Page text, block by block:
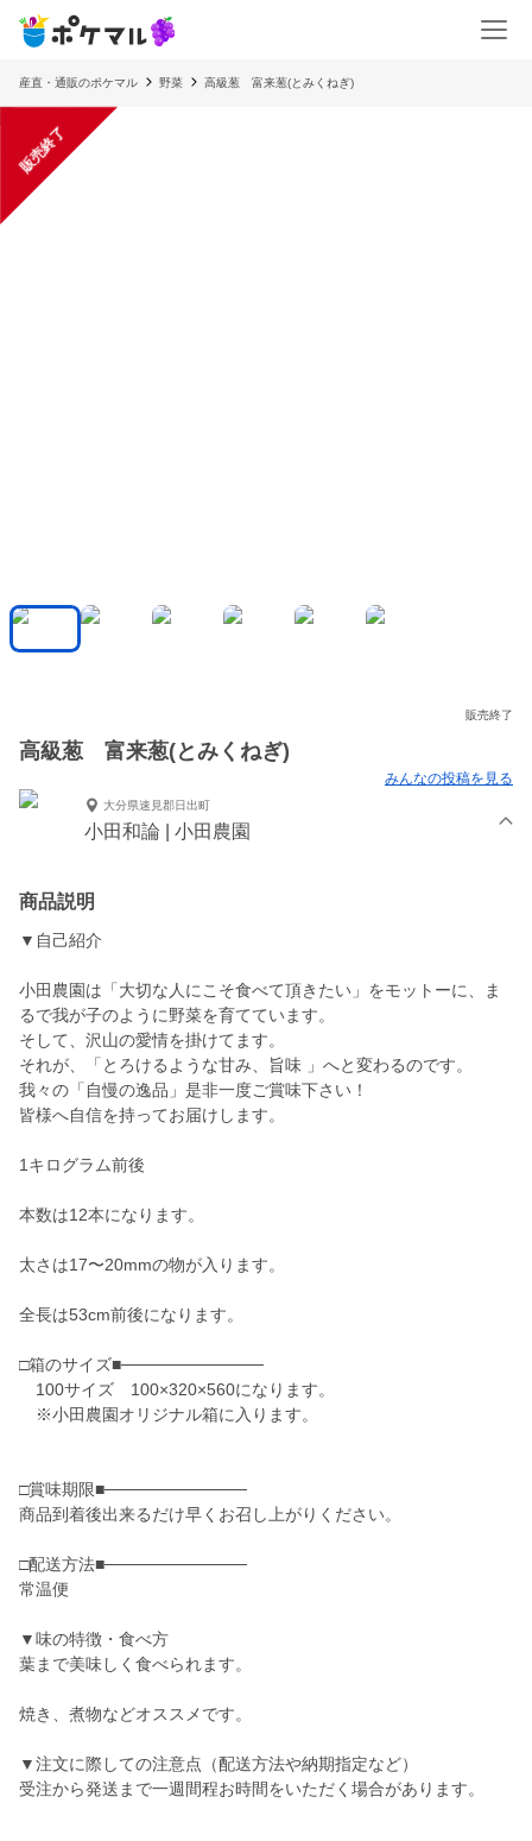
産直・通販のポケマル 野菜 高級葱 富来葱(とみくねぎ)
販売終了
販売終了
高級葱 富来葱(とみくねぎ)
みんなの投稿を見る
大分県速見郡日出町
小田和論 | 小田農園
商品説明
▼自己紹介
小田農園は「大切な人にこそ食べて頂きたい」をモットーに、ま
るで我が子のように野菜を育てています。
そして、沢山の愛情を掛けてます。
それが、「とろけるような甘み、旨味 」へと変わるのです。
我々の「自慢の逸品」是非一度ご賞味下さい！
皆様へ自信を持ってお届けします。
1キログラム前後
本数は12本になります。
太さは17〜20mmの物が入ります。
全長は53cm前後になります。
□箱のサイズ■────────────
100サイズ 100×320×560になります。
※小田農園オリジナル箱に入ります。
□賞味期限■────────────
商品到着後出来るだけ早くお召し上がりください。
□配送方法■────────────
常温便
▼味の特徴・食べ方
葉まで美味しく食べられます。
焼き、煮物などオススメです。
▼注文に際しての注意点（配送方法や納期指定など）
受注から発送まで一週間程お時間をいただく場合があります。